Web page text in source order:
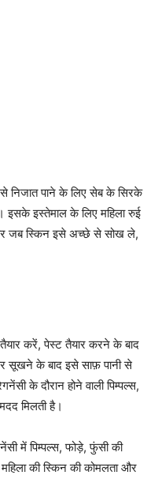
से निजात पाने के लिए सेब के सिरके
इसके इस्तेमाल के लिए महिला रुई
जब स्किन इसे अच्छे से सोख ले,
करें, पेस्ट तैयार करने के बाद
के बाद इसे साफ़ पानी से
के दौरान होने वाली पिम्पल्स,
मिलती है।
में पिम्पल्स, फोड़े, फुंसी की
की स्किन की कोमलता और